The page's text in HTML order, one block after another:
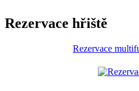
Rezervace hřiště
Rezervace